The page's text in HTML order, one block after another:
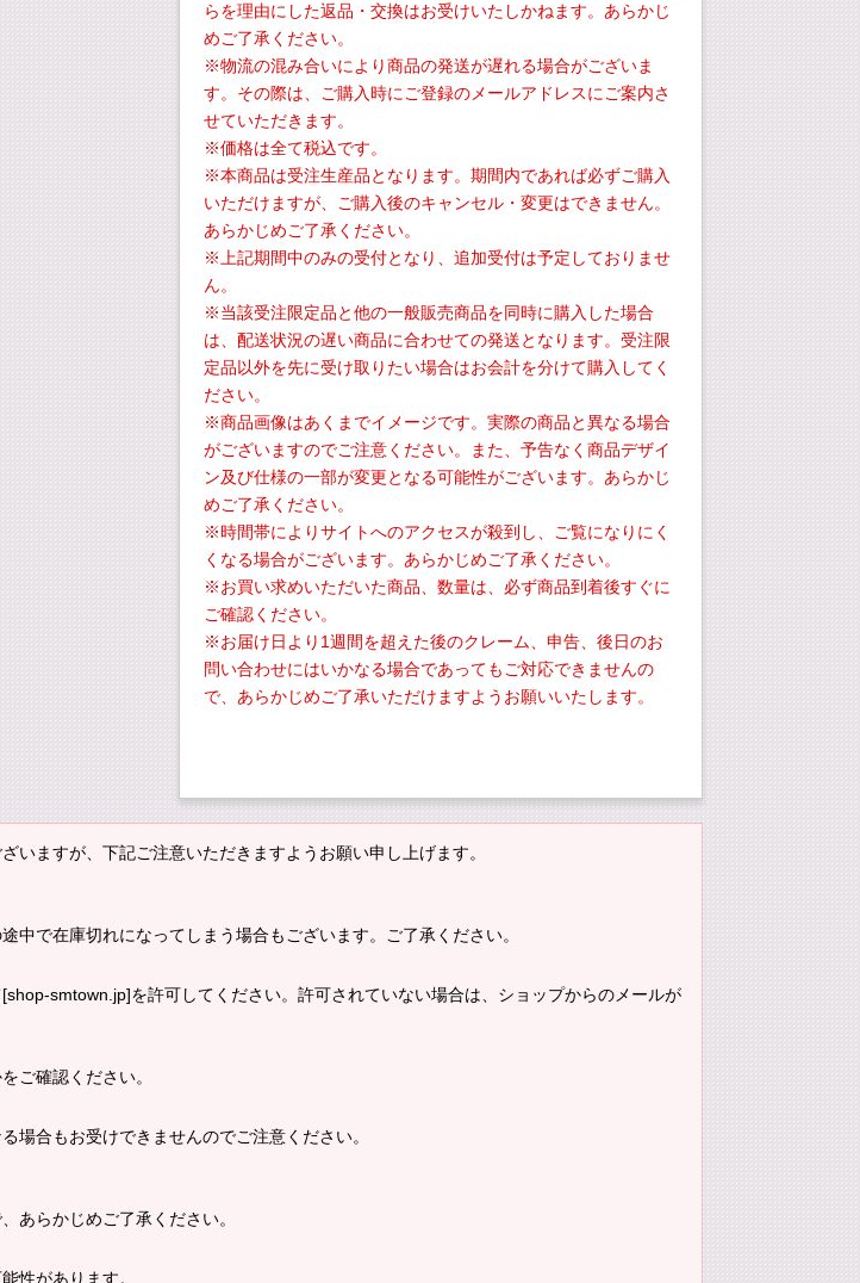
らを理由にした返品・交換はお受けいたしかねます。あらかじ
めご了承ください。
※物流の混み合いにより商品の発送が遅れる場合がございま
す。その際は、ご購入時にご登録のメールアドレスにご案内さ
せていただきます。
※価格は全て税込です。
※本商品は受注生産品となります。期間内であれば必ずご購入
いただけますが、ご購入後のキャンセル・変更はできません。
あらかじめご了承ください。
※上記期間中のみの受付となり、追加受付は予定しておりませ
ん。
※当該受注限定品と他の一般販売商品を同時に購入した場合
は、配送状況の遅い商品に合わせての発送となります。受注限
定品以外を先に受け取りたい場合はお会計を分けて購入してく
ださい。
※商品画像はあくまでイメージです。実際の商品と異なる場合
がございますのでご注意ください。また、予告なく商品デザイ
ン及び仕様の一部が変更となる可能性がございます。あらかじ
めご了承ください。
※時間帯によりサイトへのアクセスが殺到し、ご覧になりにく
くなる場合がございます。あらかじめご了承ください。
※お買い求めいただいた商品、数量は、必ず商品到着後すぐに
ご確認ください。
※お届け日より1週間を超えた後のクレーム、申告、後日のお
問い合わせにはいかなる場合であってもご対応できませんの
で、あらかじめご了承いただけますようお願いいたします。
いますが、下記ご注意いただきますようお願い申し上げます。
で在庫切れになってしまう場合もございます。ご了承ください。
smtown.jp]を許可してください。許可されていない場合は、ショップからのメールが
ご確認ください。
場合もお受けできませんのでご注意ください。
あらかじめご了承ください。
性があります。